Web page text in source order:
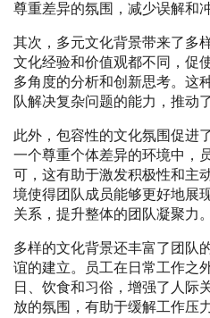
尊重差异的氛围，减少误解和冲
其次，多元文化背景带来了多
文化经验和价值观都不同，促
多角度的分析和创新思考。这
队解决复杂问题的能力，推动
此外，包容性的文化氛围促进
一个尊重个体差异的环境中，
可，这有助于激发积极性和主
境使得团队成员能够更好地展
关系，提升整体的团队凝聚力。
多样的文化背景还丰富了团队
谊的建立。员工在日常工作之
日、饮食和习俗，增强了人际
放的氛围，有助于缓解工作压